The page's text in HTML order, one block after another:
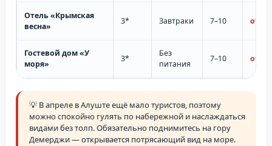
Отель «Крымская
весна»
3* Завтраки 7–10 от 42
Гостевой дом «У
моря»
3*
Без
питания
7–10 от 38
💡 В апреле в Алуште ещё мало туристов, поэтому
можно спокойно гулять по набережной и наслаждаться
видами без толп. Обязательно поднимитесь на гору
Демерджи — открывается потрясающий вид на море.